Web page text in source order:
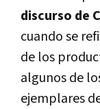
discurso de
cuando se
de los
algunos de
ejemplares